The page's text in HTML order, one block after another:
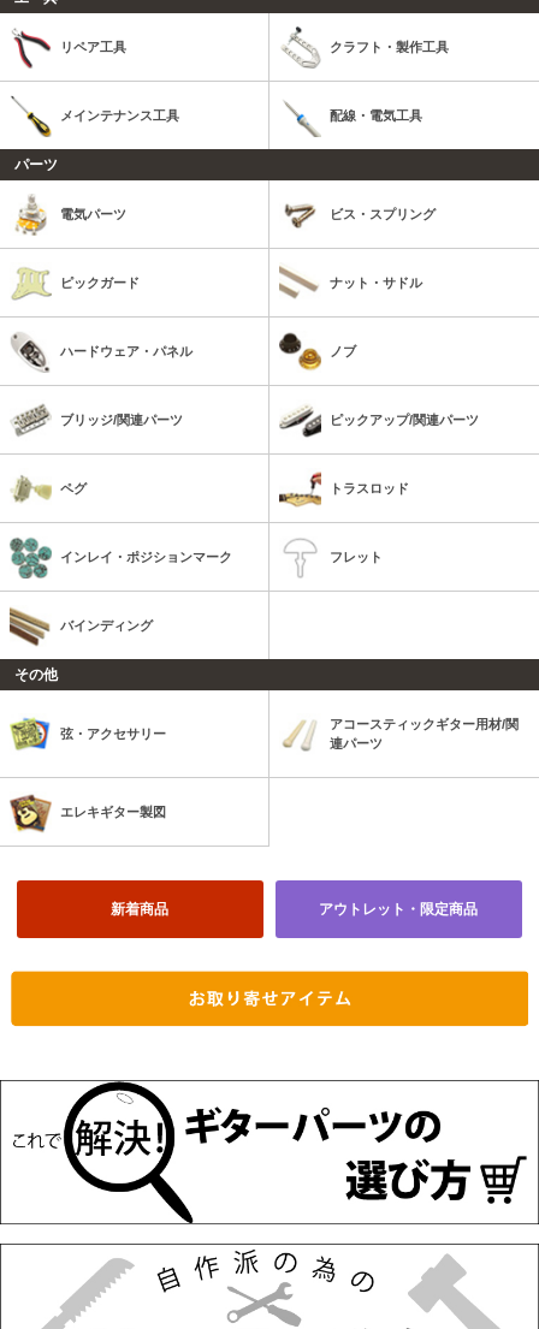
リペア工具 クラフト・製作工具
メインテナンス工具 配線・電気工具
パーツ
電気パーツ ビス・スプリング
ピックガード ナット・サドル
ハードウェア・パネル ノブ
ブリッジ/関連パーツ ピックアップ/関連パーツ
ペグ トラスロッド
インレイ・ポジションマーク フレット
バインディング
その他
弦・アクセサリー
アコースティックギター用材/関
連パーツ
エレキギター製図
新着商品 アウトレット・限定商品